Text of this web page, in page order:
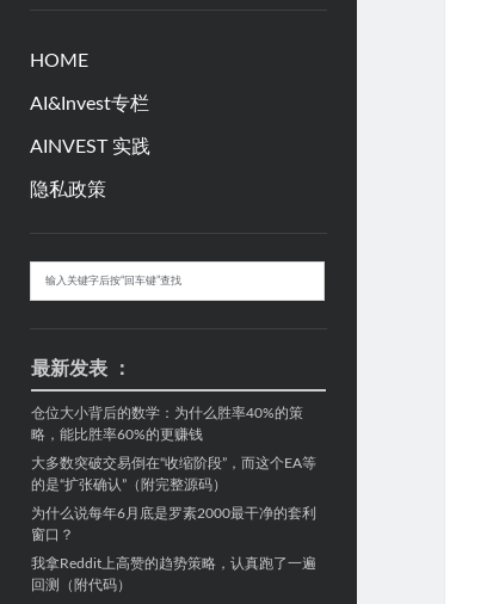
HOME
AI&Invest专栏
AINVEST 实践
隐私政策
Sidebar
最新发表 ：
仓位大小背后的数学：为什么胜率40%的策
略，能比胜率60%的更赚钱
大多数突破交易倒在“收缩阶段”，而这个EA等
的是“扩张确认”（附完整源码）
为什么说每年6月底是罗素2000最干净的套利
窗口？
我拿Reddit上高赞的趋势策略，认真跑了一遍
回测（附代码）